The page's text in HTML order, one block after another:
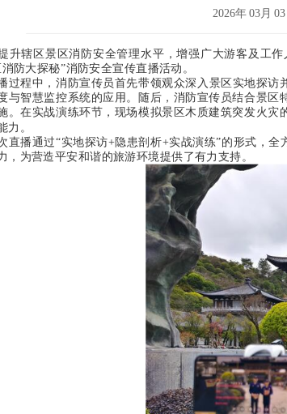
2026年 03月
辖区景区消防安全管理水平，增强广大游客及工作
消防大探秘”消防安全宣传直播活动。
程中，消防宣传员首先带领观众深入景区实地探访
与智慧监控系统的应用。随后，消防宣传员结合景
。在实战演练环节，现场模拟景区木质建筑突发火
力。
播通过“实地探访+隐患剖析+实战演练”的形式，全
，为营造平安和谐的旅游环境提供了有力支持。